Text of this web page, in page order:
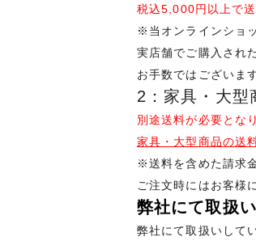
税込5,000円以上で
※当オンラインショ
実店舗でご購入され
お手数ではございま
2：家具・大型
別途送料が必要とな
家具・大型商品の送
※送料を含めた請求
ご注文時にはお客様
弊社にて取扱
弊社にて取扱いして